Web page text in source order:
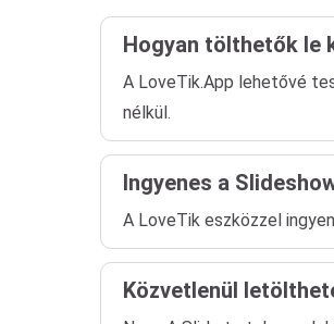
Hogyan tölthetők le
A LoveTik.App lehetővé
nélkül.
Ingyenes a
A LoveTik eszközzel
Közvetlenül